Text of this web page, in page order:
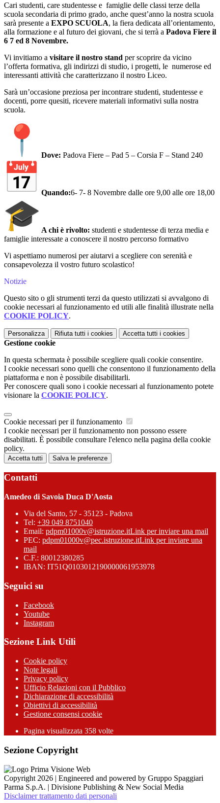
Cari studenti, care studentesse e famiglie delle classi terze della
scuola secondaria di primo grado, anche quest’anno la nostra scuola
sarà presente a EXPO SCUOLA, la fiera dedicata all’orientamento,
alla formazione e al futuro dei giovani, che si terrà a Padova Fiere il
6 7 ed 8 Novembre.
Vi invitiamo a visitare il nostro stand per scoprire da vicino
l’offerta formativa, gli indirizzi di studio, i progetti, le numerose ed
interessanti attività che caratterizzano il nostro Liceo.
Sarà un’occasione preziosa per incontrare studenti, studentesse e
docenti, porre quesiti, ricevere materiali informativi sulla nostra
scuola.
Dove: Padova Fiere – Pad 5 – Corsia F – Stand 240
Quando:6- 7- 8 Novembre dalle ore 9,00 alle ore 18,00
A chi è rivolto: studenti e studentesse di terza media e
famiglie interessate a conoscere il nostro percorso formativo
Vi aspettiamo numerosi per aiutarvi a scegliere con serenità e
consapevolezza il vostro futuro scolastico!
Notizie
Questo sito o gli strumenti terzi da questo utilizzati si avvalgono di
cookie necessari al funzionamento ed utili alle finalità illustrate nella
COOKIE POLICY.
Personalizza Rifiuta tutti i cookies Accetta tutti i cookies
Gestione cookie
In questa schermata è possibile scegliere quali cookie consentire.
I cookie necessari sono quelli che consentono il funzionamento della
piattaforma e non è possibile disabilitarli.
Per conoscere quali sono i cookie necessari al funzionamento potete
visionare la COOKIE POLICY.
Cookie necessari per il funzionamento
I cookie necessari per il funzionamento non possono essere
disabilitati. È possibile consultare l'elenco nella pagina della cookie
policy.
Accetta tutti Salva le preferenze
Contatti
Amedeo di Savoia Duca D'Aosta
Via del Santo, 57 - 35123 - Padova
Tel: +39 049 8751040
Email: pdpm01000v@istruzione.itLink per inviare una mail
PEC: pdpm01000v@pec.istruzione.itLink per inviare una
mail
C.F.: 80012380285
IBAN: IT51Q0103012190000061953978
Seguici su
Facebook
Youtube
Instagram
Sezione Link Utili
Cookie policy
Note legali
Privacy policy
Ufficio Relazioni con il Pubblico
Dichiarazione di accessibilità
Obiettivi di accessibilità
Gestione consensi cookie
Pagina visualizzata 358 volte
Sezione Copyright
Copyright 2026 | Engineered and powered by Gruppo Spaggiari
Parma S.p.A. | Divisione Publishing & New Social Media
Disclaimer trattamento dati personali